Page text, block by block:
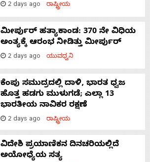
2 days ago ರಾಷ್ಟ್ರೀಯ
ಮೀರ್ಪುರ್ ಹತ್ಯಾಕಾಂಡ: 370 ನೇ ವಿಧಿಯ
ಅಂತ್ಯಕ್ಕೆ ಆರಂಭ ನೀಡಿತ್ತು ಮೀರ್ಪುರ್
2 days ago ಯುವಧ್ವನಿ
ಕೆಂಪು ಸಮುದ್ರದಲ್ಲಿ ದಾಳಿ, ಭಾರತ ಧ್ವಜ
ಹೊತ್ತ ಹಡಗು ಮುಳುಗಡೆ; ಎಲ್ಲಾ 13
ಭಾರತೀಯ ನಾವಿಕರ ರಕ್ಷಣೆ
2 days ago ರಾಷ್ಟ್ರೀಯ
ವಿದೇಶಿ ಪ್ರಯಾಣಿಕನ ದಿನಚರಿಯಲ್ಲಿದೆ
ಅಯೋಧ್ಯೆಯ ಸತ್ಯ